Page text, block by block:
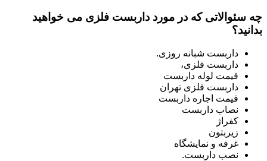
چه سئوالاتی که در مورد داربست فلزی می خواهید
بدانید؟
داربست شبانه روزی.
داربست فلزی،
قیمت لوله داربست
داربست فلزی تهران
قیمت اجاره داربست
نصاب داربست
کفراژ
زیربتون
غرفه و نمایشگاه
نصب داربست.